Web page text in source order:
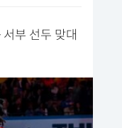
부 선두 맞대